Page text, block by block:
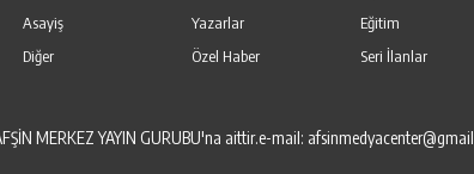
Asayiş Yazarlar Eğitim
Diğer Özel Haber Seri İlanlar
MERKEZ YAYIN GURUBU'na aittir.e-mail: